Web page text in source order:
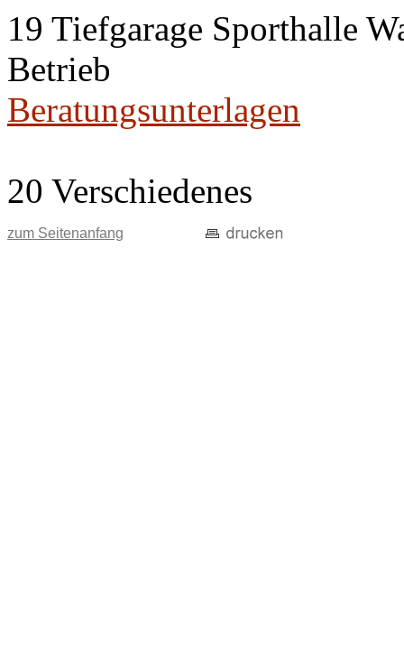
19 Tiefgarage Sporthalle
Betrieb
Beratungsunterlagen
20 Verschiedenes
zum Seitenanfang